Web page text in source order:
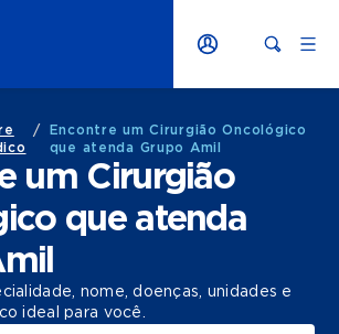
/
Encontre um Cirurgião Oncológico
que atenda Grupo Amil
um Cirurgião
que atenda
nome, doenças, unidades e
ideal para você.